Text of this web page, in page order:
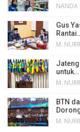
Gus
M.
untuk…
M.
BTN
M.